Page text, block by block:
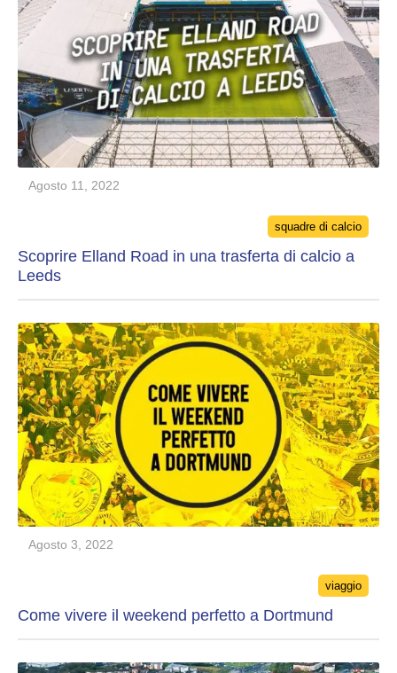
Agosto 11, 2022
Categories
squadre di calcio
Scoprire Elland Road in una trasferta di calcio a
Leeds
Agosto 3, 2022
Categories
viaggio
Come vivere il weekend perfetto a Dortmund